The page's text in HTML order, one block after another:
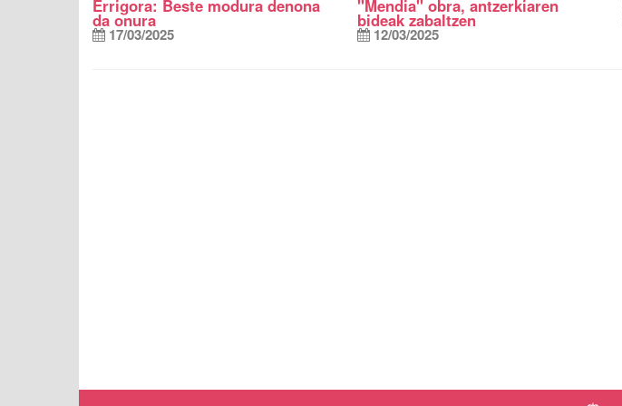
Errigora: Beste modura denona
da onura
17/03/2025
"Mendia" obra, antzerkiaren
bideak zabaltzen
12/03/2025